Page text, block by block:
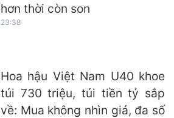
hơn thời còn son
23:38
Hoa hậu Việt Nam U40 khoe
túi 730 triệu, túi tiền tỷ sắp
về: Mua không nhìn giá, đa số